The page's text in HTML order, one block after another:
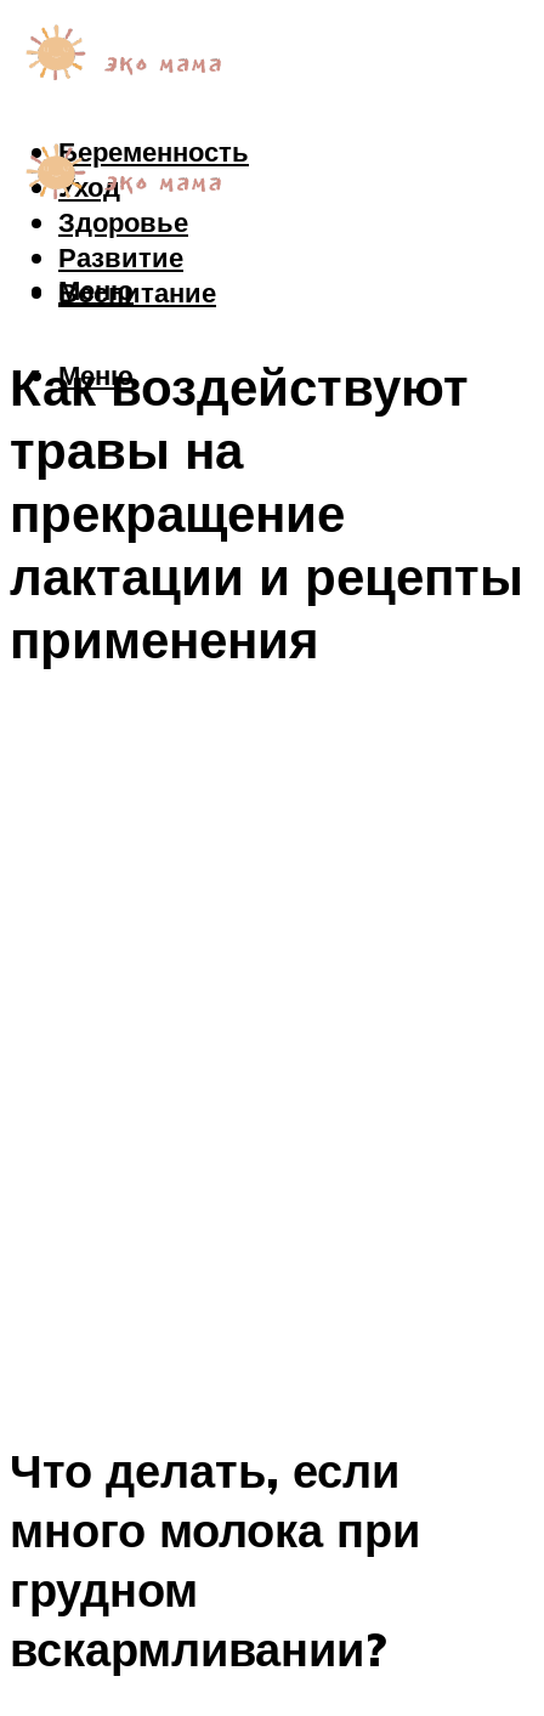
Беременность
Уход
Здоровье
Развитие
Воспитание
Меню
Меню
Как воздействуют
травы на
прекращение
лактации и рецепты
применения
Что делать, если
много молока при
грудном
вскармливании?